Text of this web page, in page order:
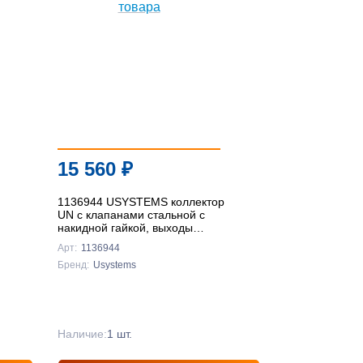
15 560 ₽
1136944 USYSTEMS коллектор
UN с клапанами стальной с
накидной гайкой, выходы
Арт: 1136944
Бренд: Usystems
Наличие:1 шт.